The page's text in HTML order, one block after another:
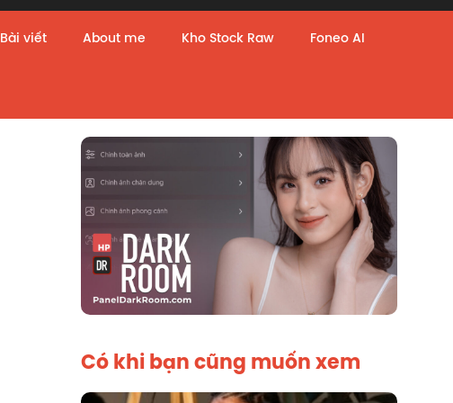
Bài viết About me Kho Stock Raw Foneo AI
Có khi bạn cũng muốn xem